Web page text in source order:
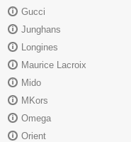
Gucci
Junghans
Longines
Maurice Lacroix
Mido
MKors
Omega
Orient